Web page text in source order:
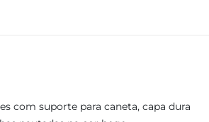
com suporte para caneta, capa dura